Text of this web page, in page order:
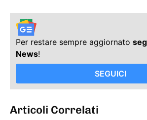
Per restare sempre aggiornato
News!
SEGUICI
Articoli Correlati